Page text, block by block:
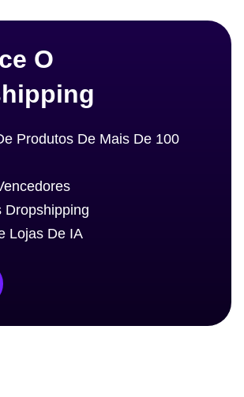
O
Produtos De Mais De 100
Dropshipping
Lojas De IA